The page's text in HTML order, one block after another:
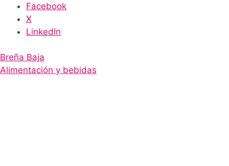
Facebook
X
LinkedIn
Breña Baja
Alimentación y bebidas